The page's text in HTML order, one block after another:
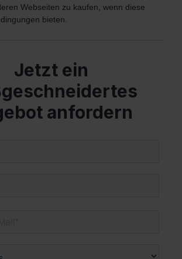
Webseiten zu kaufen, wenn diese
bieten.